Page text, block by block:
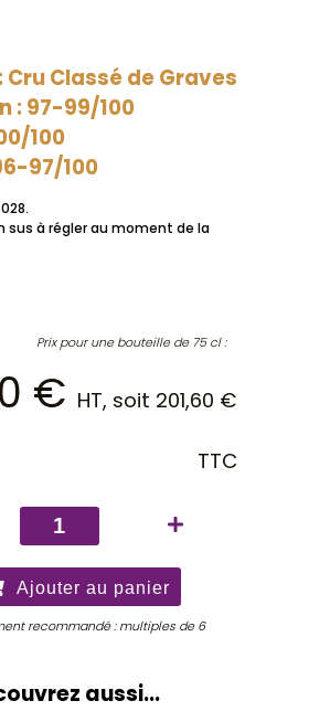
Classé de Graves
: 97-99/100
100
97/100
sus à régler au moment de la
Prix pour une bouteille de 75 cl :
€ HT, soit 201,60 €
TTC
quantité
de
Château
La
Mission
2025
Ajouter au panier
recommandé : multiples de 6
aussi...